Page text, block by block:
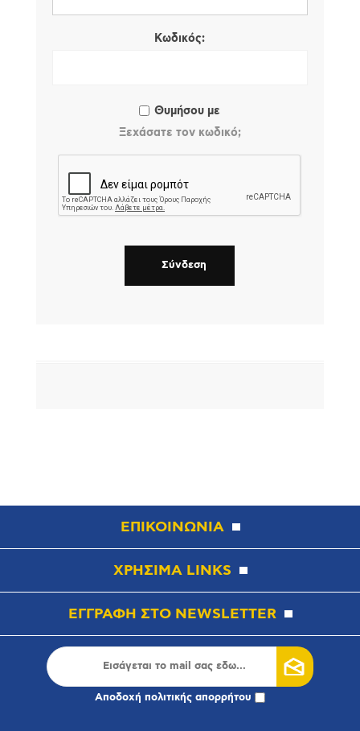
Κωδικός:
Θυμήσου με
Ξεχάσατε τον κωδικό;
ΕΠΙΚΟΙΝΩΝΙΑ
ΧΡΗΣΙΜΑ LINKS
ΕΓΓΡΑΦΗ ΣΤΟ NEWSLETTER
Αποδοχή πολιτικής απορρήτου